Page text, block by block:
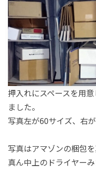
押入れにスペースを用
ました。
写真左が60サイズ、右が
写真はアマゾンの梱包
真ん中上のドライヤー